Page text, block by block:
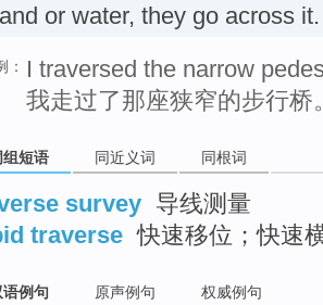
or water, they go across
：
I traversed the narrow
我走过了那座狭窄的步行桥
组短语 同近义词 同根词
survey 导线测量
traverse 快速移位；快速
语例句 原声例句 权威例句